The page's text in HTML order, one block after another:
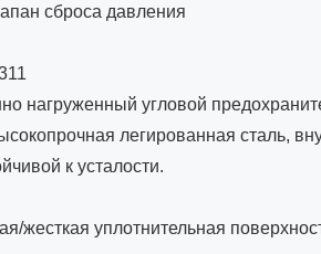
сброса давления
нагруженный угловой
легированная сталь,
к усталости.
жесткая уплотнительная